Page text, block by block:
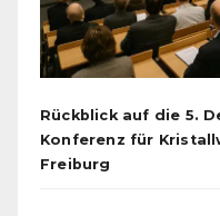
Rückblick auf die 5.
Konferenz für
Freiburg